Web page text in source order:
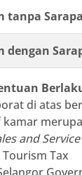
tanpa
dengan
di atas
and
Tourism Tax